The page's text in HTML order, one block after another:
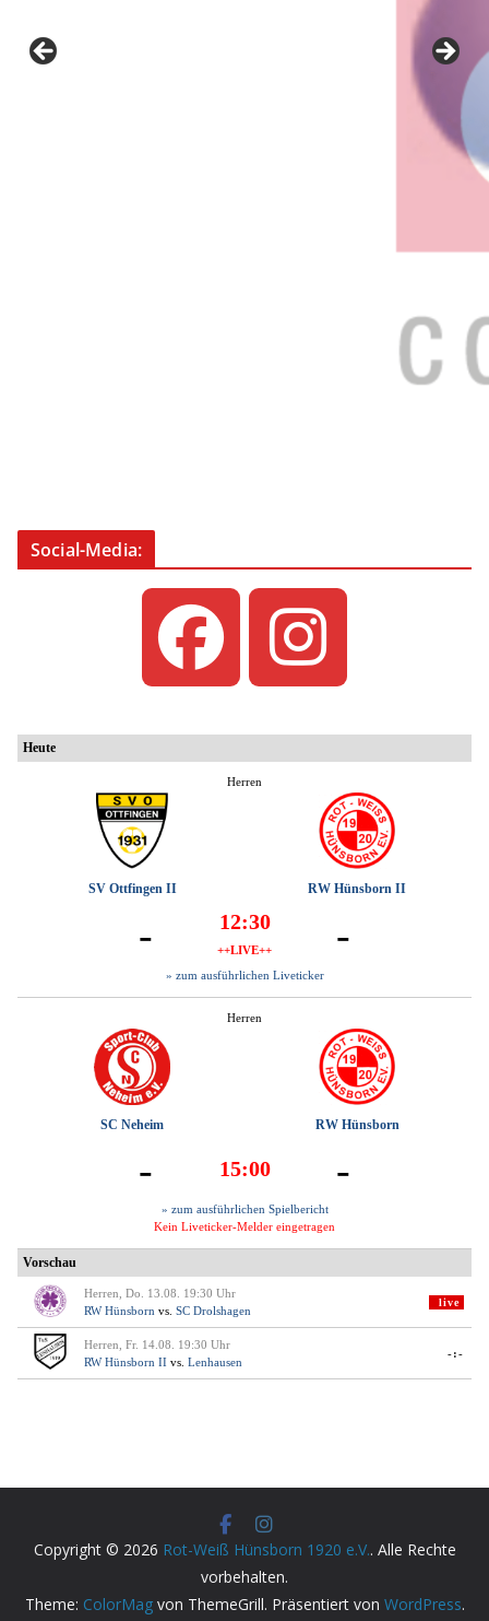
Social-Media:
Copyright © 2026 Rot-Weiß Hünsborn 1920 e.V.. Alle Rechte
vorbehalten.
Theme: ColorMagvon ThemeGrill. Präsentiert von WordPress.